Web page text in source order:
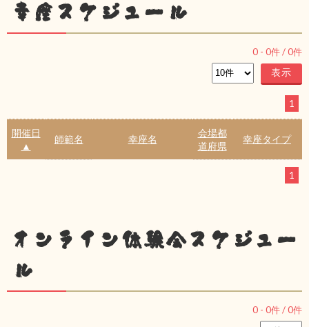
幸座スケジュール
0 - 0件 /0件
1
開催日
▲
師範名 幸座名
会場都
道府県
幸座タイプ
1
オンライン体験会スケジュー
ル
0 - 0件 /0件